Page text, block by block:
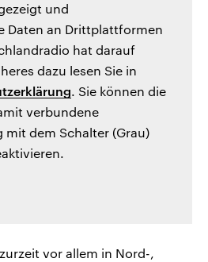
und
Daten an Drittplattformen
hat darauf
dazu lesen Sie in
. Sie können die
verbundene
dem Schalter (Grau)
vor allem in Nord-,